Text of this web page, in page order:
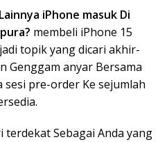
iPhone masuk Di
membeli iPhone 15
topik yang dicari akhir-
Genggam anyar Bersama
pre-order Ke sejumlah
Sebagai Anda yang